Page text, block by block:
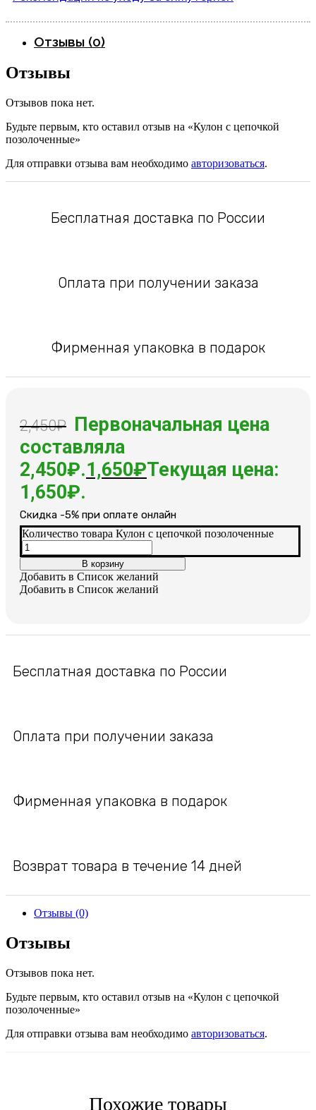
Отзывы (0)
Отзывы
Отзывов пока нет.
Будьте первым, кто оставил отзыв на «Кулон с цепочкой
позолоченные»
Для отправки отзыва вам необходимо авторизоваться.
Бесплатная доставка по России
Оплата при получении заказа
Фирменная упаковка в подарок
2,450₽ Первоначальная цена
составляла
2,450₽.1,650₽Текущая цена:
1,650₽.
Cкидка -5% при оплате онлайн
Количество товара Кулон с цепочкой позолоченные
В корзину
Добавить в Список желаний
Добавить в Список желаний
Бесплатная доставка по России
Оплата при получении заказа
Фирменная упаковка в подарок
Возврат товара в течение 14 дней
Отзывы (0)
Отзывы
Отзывов пока нет.
Будьте первым, кто оставил отзыв на «Кулон с цепочкой
позолоченные»
Для отправки отзыва вам необходимо авторизоваться.
Похожие товары